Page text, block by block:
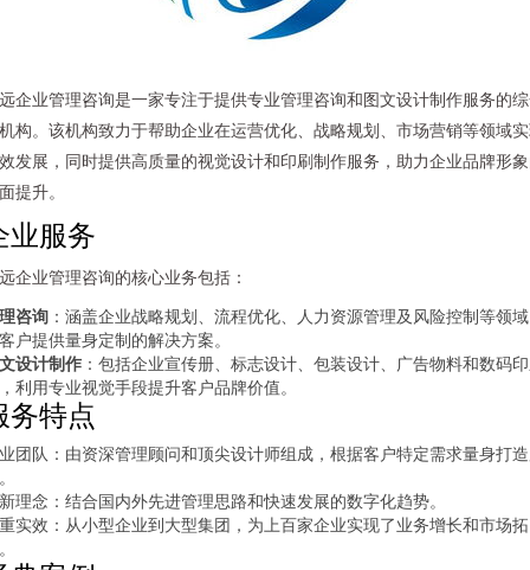
企业管理咨询是一家专注于提供专业管理咨询和图文设计制作服务的
构。该机构致力于帮助企业在运营优化、战略规划、市场营销等领域
发展，同时提供高质量的视觉设计和印刷制作服务，助力企业品牌形
提升。
业服务
企业管理咨询的核心业务包括：
咨询 ：涵盖企业战略规划、流程优化、人力资源管理及风险控制等领
户提供量身定制的解决方案。
设计制作 ：包括企业宣传册、标志设计、包装设计、广告物料和数码
利用专业视觉手段提升客户品牌价值。
务特点
团队：由资深管理顾问和顶尖设计师组成，根据客户特定需求量身打
理念：结合国内外先进管理思路和快速发展的数字化趋势。
实效：从小型企业到大型集团，为上百家企业实现了业务增长和市场拓